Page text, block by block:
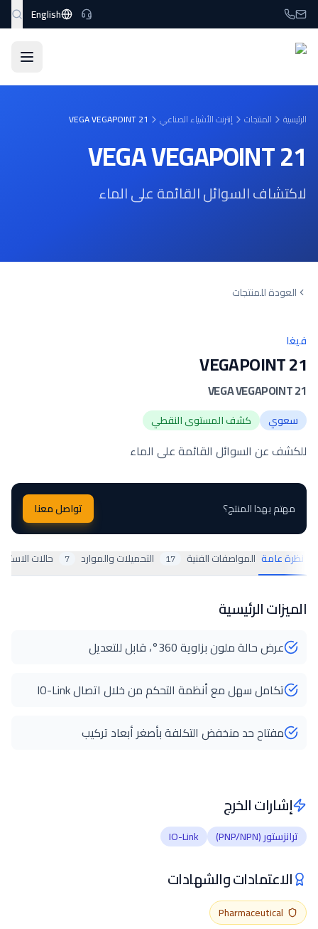
انتقل إلى المحتوى الرئيسي English
الرئيسية المنتجات إنترنت الأشياء الصناعي VEGA VEGAPOINT 21
VEGA VEGAPOINT 21
لاكتشاف السوائل القائمة على الماء
العودة للمنتجات
فيغا
VEGAPOINT 21
VEGA VEGAPOINT 21
سعوي كشف المستوى النقطي
للكشف عن السوائل القائمة على الماء
مهتم بهذا المنتج؟ تواصل معنا
نظرة عامة المواصفات الفنية 17 التحميلات والموارد 7 حالات
الميزات الرئيسية
عرض حالة ملون بزاوية 360°، قابل للتعديل
تكامل سهل مع أنظمة التحكم من خلال اتصال IO-Link
مفتاح حد منخفض التكلفة بأصغر أبعاد تركيب
إشارات الخرج
ترانزستور (PNP/NPN) IO-Link
الاعتمادات والشهادات
Pharmaceutical